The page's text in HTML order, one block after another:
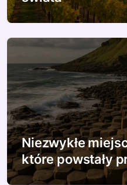
p
i
u
Niezwykłe
które powstały